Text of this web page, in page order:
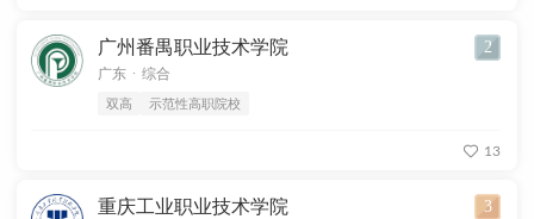
广州番禺职业技术学院 2
广东 . 综合
双高 示范性高职院校
13
重庆工业职业技术学院 3